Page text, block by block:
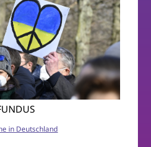
in Deutschland